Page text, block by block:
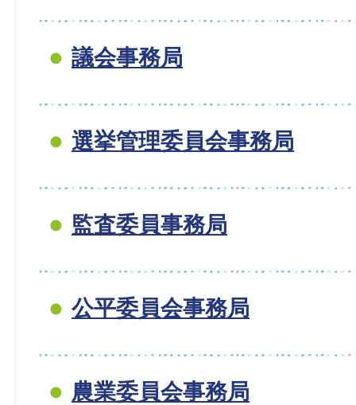
議会事務局
選挙管理委員会事務局
監査委員事務局
公平委員会事務局
農業委員会事務局